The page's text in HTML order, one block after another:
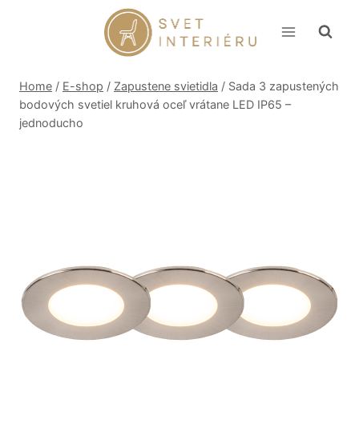
Home / E-shop / Zapustene svietidla / Sada 3 zapustených
bodových svetiel kruhová oceľ vrátane LED IP65 –
jednoducho